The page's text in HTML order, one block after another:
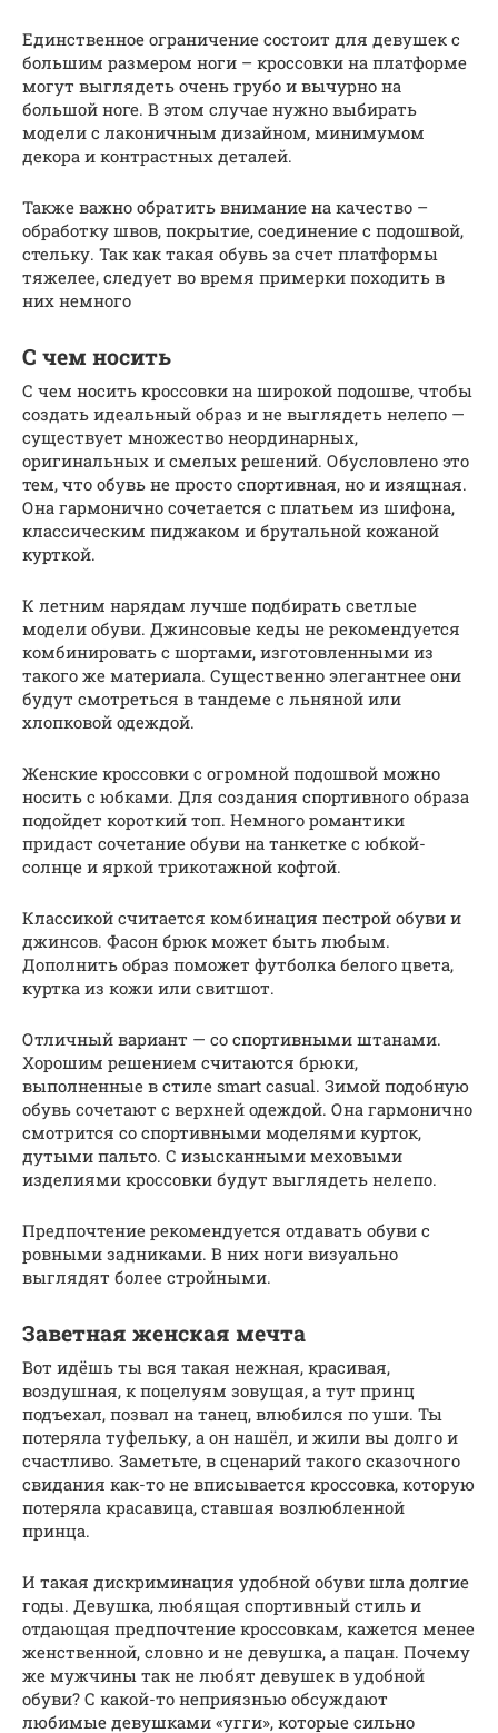
Единственное ограничение состоит для девушек с
большим размером ноги – кроссовки на платформе
могут выглядеть очень грубо и вычурно на
большой ноге. В этом случае нужно выбирать
модели с лаконичным дизайном, минимумом
декора и контрастных деталей.
Также важно обратить внимание на качество –
обработку швов, покрытие, соединение с подошвой,
стельку. Так как такая обувь за счет платформы
тяжелее, следует во время примерки походить в
них немного
С чем носить
С чем носить кроссовки на широкой подошве, чтобы
создать идеальный образ и не выглядеть нелепо —
существует множество неординарных,
оригинальных и смелых решений. Обусловлено это
тем, что обувь не просто спортивная, но и изящная.
Она гармонично сочетается с платьем из шифона,
классическим пиджаком и брутальной кожаной
курткой.
К летним нарядам лучше подбирать светлые
модели обуви. Джинсовые кеды не рекомендуется
комбинировать с шортами, изготовленными из
такого же материала. Существенно элегантнее они
будут смотреться в тандеме с льняной или
хлопковой одеждой.
Женские кроссовки с огромной подошвой можно
носить с юбками. Для создания спортивного образа
подойдет короткий топ. Немного романтики
придаст сочетание обуви на танкетке с юбкой-
солнце и яркой трикотажной кофтой.
Классикой считается комбинация пестрой обуви и
джинсов. Фасон брюк может быть любым.
Дополнить образ поможет футболка белого цвета,
куртка из кожи или свитшот.
Отличный вариант — со спортивными штанами.
Хорошим решением считаются брюки,
выполненные в стиле smart casual. Зимой подобную
обувь сочетают с верхней одеждой. Она гармонично
смотрится со спортивными моделями курток,
дутыми пальто. С изысканными меховыми
изделиями кроссовки будут выглядеть нелепо.
Предпочтение рекомендуется отдавать обуви с
ровными задниками. В них ноги визуально
выглядят более стройными.
Заветная женская мечта
Вот идёшь ты вся такая нежная, красивая,
воздушная, к поцелуям зовущая, а тут принц
подъехал, позвал на танец, влюбился по уши. Ты
потеряла туфельку, а он нашёл, и жили вы долго и
счастливо. Заметьте, в сценарий такого сказочного
свидания как-то не вписывается кроссовка, которую
потеряла красавица, ставшая возлюбленной
принца.
И такая дискриминация удобной обуви шла долгие
годы. Девушка, любящая спортивный стиль и
отдающая предпочтение кроссовкам, кажется менее
женственной, словно и не девушка, а пацан. Почему
же мужчины так не любят девушек в удобной
обуви? С какой-то неприязнью обсуждают
любимые девушками «угги», которые сильно